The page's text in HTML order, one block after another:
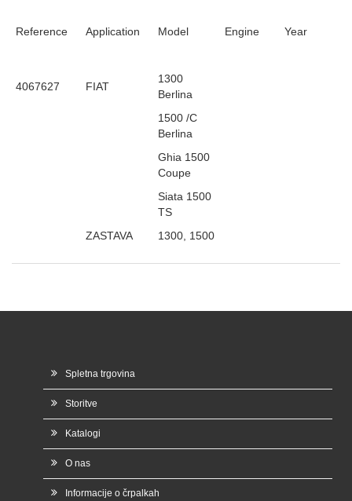
Reference Application Model Engine Year
4067627 FIAT
1300
Berlina
1500 /C
Berlina
Ghia 1500
Coupe
Siata 1500
TS
ZASTAVA
1300, 1500
Spletna trgovina
Storitve
Katalogi
O nas
Informacije o črpalkah